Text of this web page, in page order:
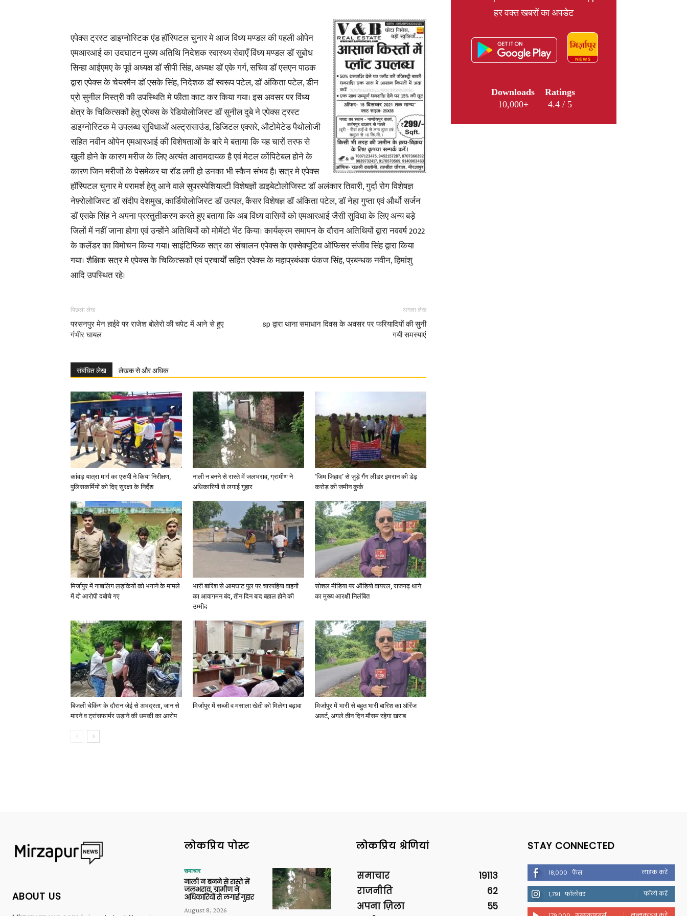
News,
Latest
News
in
Hindi,
Today
Hindi
News
Paper
एपेक्स ट्रस्ट डाइग्नोस्टिक एंड हॉस्पिटल चुनार मे आज विंध्य मण्डल की पहली ओपेन
एमआरआई का उदघाटन मुख्य अतिथि निदेशक स्वास्थ्य सेवाएँ विंध्य मण्डल डॉ सुबोध
सिन्हा आईएमए के पूर्व अध्यक्ष डॉ सीपी सिंह, अध्यक्ष डॉ एके गर्ग, सचिव डॉ एसएन पाठक
द्वारा एपेक्स के चेयरमैन डॉ एसके सिंह, निदेशक डॉ स्वरूप पटेल, डॉ अंकिता पटेल, डीन
प्रो सुनील मिस्त्री की उपस्थिति मे फीता काट कर किया गया। इस अवसर पर विंध्य
क्षेत्र के चिकित्सकों हेतु एपेक्स के रेडियोलोजिस्ट डॉ सुनील दुबे ने एपेक्स ट्रस्ट
डाइग्नोस्टिक मे उपलब्ध सुविधाओं अल्ट्रासाउंड, डिजिटल एक्सरे, औटोमेटेड पैथोलोजी
सहित नवीन ओपेन एमआरआई की विशेषताओं के बारे मे बताया कि यह चारों तरफ से
खुली होने के कारण मरीज के लिए अत्यंत आरामदायक है एवं मेटल कोंपिटेबल होने के
कारण जिन मरीजों के पेसमेकर या रॉड लगी हो उनका भी स्कैन संभव है। सत्र मे एपेक्स
हॉस्पिटल चुनार मे परामर्श हेतु आने वाले सुपरस्पेशियल्टी विशेषज्ञों डाइबेटोलोजिस्ट डॉ अलंकार तिवारी, गुर्दा रोग विशेषज्ञ
नेफ़्रोलोजिस्ट डॉ संदीप देशमुख, कार्डियोलोजिस्ट डॉ उत्पल, कैंसर विशेषज्ञ डॉ अंकिता पटेल, डॉ नेहा गुप्ता एवं और्थो सर्जन
डॉ एसके सिंह ने अपना प्रस्तुतीकरण करते हुए बताया कि अब विंध्य वासियों को एमआरआई जैसी सुविधा के लिए अन्य बड़े
जिलों में नहीं जाना होगा एवं उन्होंने अतिथियों को मोमेंटो भेंट किया। कार्यक्रम समापन के दौरान अतिथियों द्वारा नववर्ष 2022
के कलेंडर का विमोचन किया गया। साइंटिफिक सत्र का संचालन एपेक्स के एक्सेक्यूटिव ऑफिसर संजीव सिंह द्वारा किया
गया। शैक्षिक सत्र मे एपेक्स के चिकित्सकों एवं प्रचार्यों सहित एपेक्स के महाप्रबंधक पंकज सिंह, प्रबन्धक नवीन, हिमांशु
आदि उपस्थित रहे।
पिछला लेख
परसनपुर मेन हाईवे पर राजेश बोलेरो की चपेट में आने से हुए
गंभीर घायल
अगला लेख
sp द्वारा थाना समाधान दिवस के अवसर पर फरियादियों की सुनी
गयी समस्याएं
संबंधित लेख लेखक से और अधिक
कांवड़ यात्रा मार्ग का एसपी ने किया निरीक्षण,
पुलिसकर्मियों को दिए सुरक्षा के निर्देश
नाली न बनने से रास्ते में जलभराव, ग्रामीण ने
अधिकारियों से लगाई गुहार
‘जिम जिहाद’ से जुड़े गैंग लीडर इमरान की डेढ़
करोड़ की जमीन कुर्क
मिर्जापुर में नाबालिग लड़कियों को भगाने के मामले
में दो आरोपी दबोचे गए
भारी बारिश से आमघाट पुल पर चारपहिया वाहनों
का आवागमन बंद, तीन दिन बाद बहाल होने की
उम्मीद
सोशल मीडिया पर ऑडियो वायरल, राजगढ़ थाने
का मुख्य आरक्षी निलंबित
बिजली चेकिंग के दौरान जेई से अभद्रता, जान से
मारने व ट्रांसफार्मर उड़ाने की धमकी का आरोप
मिर्जापुर में सब्जी व मसाला खेती को मिलेगा बढ़ावा
मिर्जापुर में भारी से बहुत भारी बारिश का ऑरेंज
अलर्ट, अगले तीन दिन मौसम रहेगा खराब
हर वक्त खबरों का अपडेट
Downloads
10,000+
Ratings
4.4 / 5
ABOUT US
लोकप्रिय पोस्ट
समाचार
नाली न बनने से रास्ते में
जलभराव, ग्रामीण ने
अधिकारियों से लगाई गुहार
August 8, 2026
लोकप्रिय श्रेणियां
समाचार
19113
राजनीति
62
अपना ज़िला
55
STAY CONNECTED
18,000 फैंस लाइक करें
1,791 फॉलोवर फॉलो करें